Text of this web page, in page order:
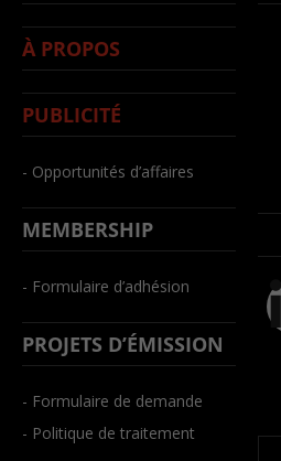
À PROPOS
PUBLICITÉ
- Opportunités d’affaires
MEMBERSHIP
- Formulaire d’adhésion
PROJETS D’ÉMISSION
- Formulaire de demande
- Politique de traitement